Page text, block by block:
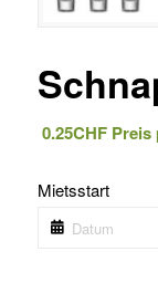
0.25CHFPreis
Mietsstart